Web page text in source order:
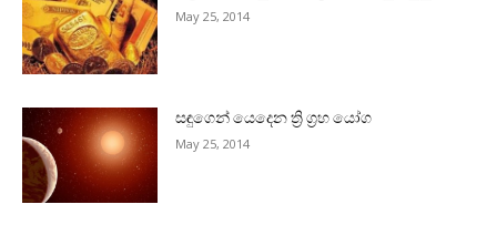
May 25, 2014
සඳුගෙන් යෙදෙන ත්‍රි ග්‍රහ යෝග
May 25, 2014